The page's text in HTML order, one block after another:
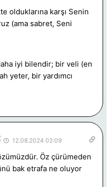
olduklarına karşı Senin
(ama sabret, Seni
iyi bilendir; bir veli (en
yeter, bir yardımcı
12.08.2024 02:09
Öz çürümeden
bak etrafa ne oluyor